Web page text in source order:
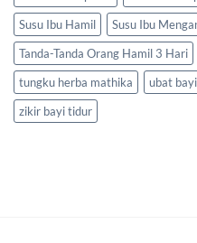
Susu Ibu Hamil
Susu Ibu
Tanda-Tanda Orang Hamil 3 Hari
tungku herba mathika
ubat
zikir bayi tidur